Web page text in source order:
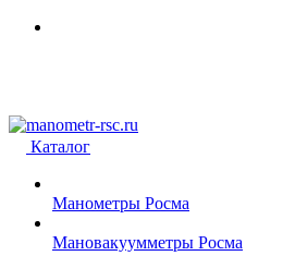
Каталог
Манометры Росма
Мановакуумметры Росма